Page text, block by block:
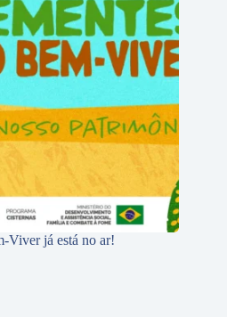
Viver já está no ar!